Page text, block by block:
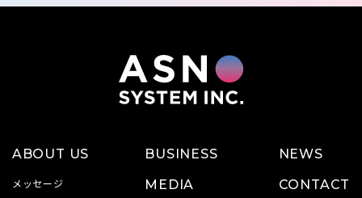
ABOUT US
メッセージ
BUSINESS
MEDIA
NEWS
CONTACT